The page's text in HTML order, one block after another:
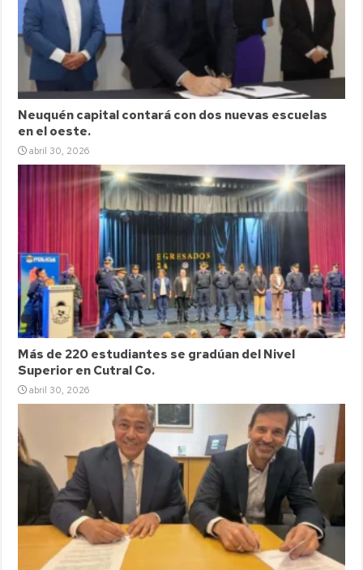
Neuquén capital contará con dos nuevas escuelas
en el oeste.
abril 30, 2026
Más de 220 estudiantes se gradúan del Nivel
Superior en Cutral Co.
abril 30, 2026